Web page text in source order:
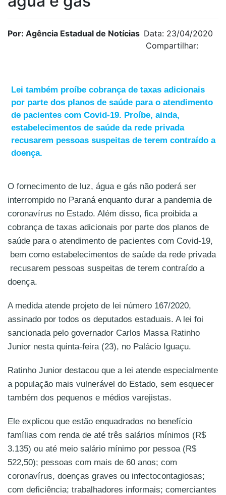
Por: Agência Estadual de Notícias Data: 23/04/2020
Compartilhar:
Lei também proíbe cobrança de taxas adicionais
por parte dos planos de saúde para o atendimento
de pacientes com Covid-19. Proíbe, ainda,
estabelecimentos de saúde da rede privada
recusarem pessoas suspeitas de terem contraído a
doença.
O fornecimento de luz, água e gás não poderá ser
interrompido no Paraná enquanto durar a pandemia de
coronavírus no Estado. Além disso, fica proibida a
cobrança de taxas adicionais por parte dos planos de
saúde para o atendimento de pacientes com Covid-19,
bem como estabelecimentos de saúde da rede privada
recusarem pessoas suspeitas de terem contraído a
doença.
A medida atende projeto de lei número 167/2020,
assinado por todos os deputados estaduais. A lei foi
sancionada pelo governador Carlos Massa Ratinho
Junior nesta quinta-feira (23), no Palácio Iguaçu.
Ratinho Junior destacou que a lei atende especialmente
a população mais vulnerável do Estado, sem esquecer
também dos pequenos e médios varejistas.
Ele explicou que estão enquadrados no benefício
famílias com renda de até três salários mínimos (R$
3.135) ou até meio salário mínimo por pessoa (R$
522,50); pessoas com mais de 60 anos; com
coronavírus, doenças graves ou infectocontagiosas;
com deficiência; trabalhadores informais; comerciantes